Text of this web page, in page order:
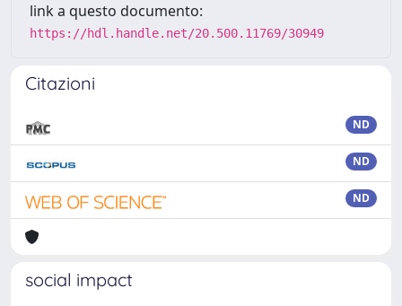
link a questo documento:
https://hdl.handle.net/20.500.11769/30949
Citazioni
ND
ND
ND
social impact